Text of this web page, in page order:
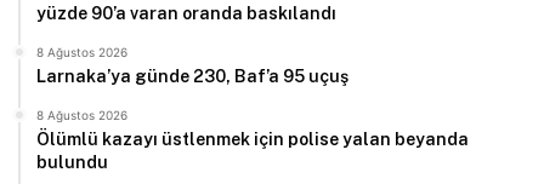
yüzde 90’a varan oranda baskılandı
8 Ağustos 2026
Larnaka’ya günde 230, Baf’a 95 uçuş
8 Ağustos 2026
Ölümlü kazayı üstlenmek için polise yalan beyanda
bulundu